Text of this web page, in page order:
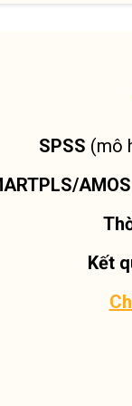
SPSS (mô
AMOS
Kết